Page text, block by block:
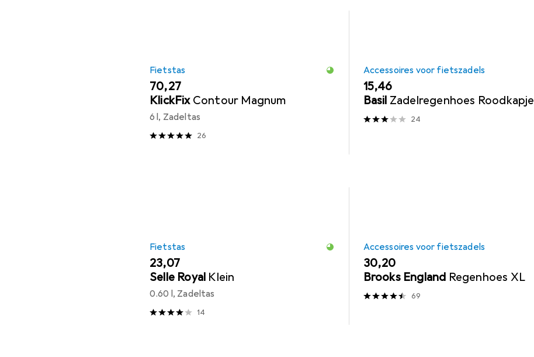
Fietstas
EUR
70,27
KlickFix Contour Magnum
6 l, Zadeltas
26
Accessoires voor fietszadels
EUR
15,46
Basil Zadelregenhoes Roodkapje
24
Fietstas
EUR
23,07
Selle Royal Klein
0.60 l, Zadeltas
14
Accessoires voor fietszadels
EUR
30,20
Brooks England Regenhoes XL
69